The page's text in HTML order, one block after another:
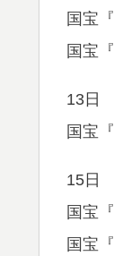
国宝『
国宝『
13日
国宝『
15日
国宝『
国宝『